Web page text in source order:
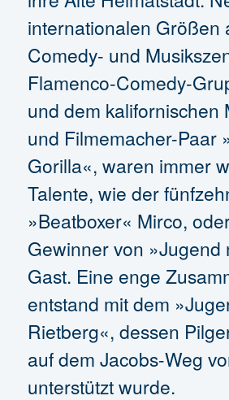
internationalen Größen
Comedy- und
Flamenco-Comedy-
und dem kalifornischen
und Filmemacher-Paar
Gorilla«, waren immer
Talente, wie der
»Beatboxer« Mirco,
Gewinner von »Jugend
Gast. Eine enge
entstand mit dem
Rietberg«, dessen
auf dem Jacobs-Weg
unterstützt wurde.